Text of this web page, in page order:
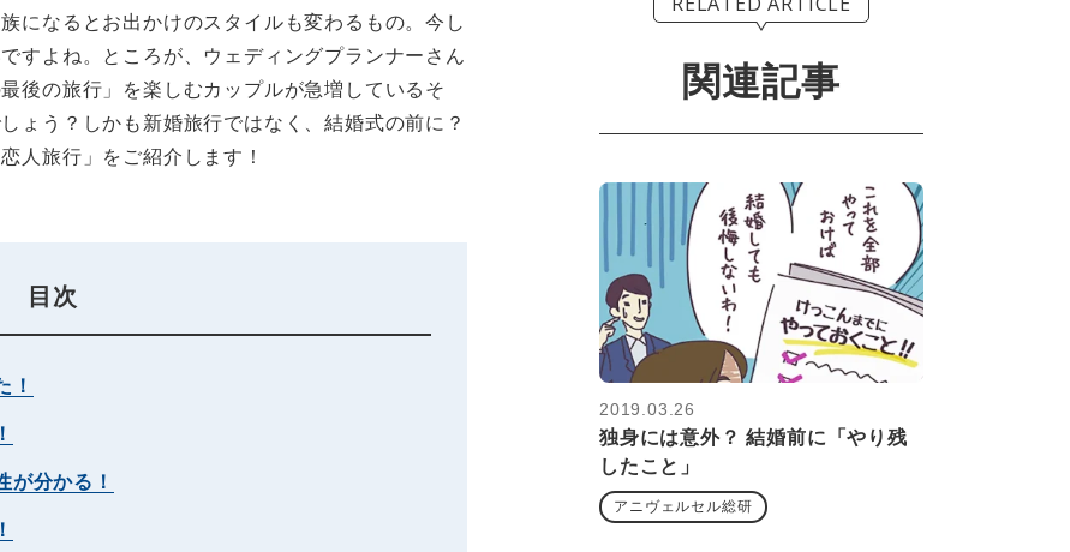
になるとお出かけのスタイルも変わるもの。今し
すよね。ところが、ウェディングプランナーさん
後の旅行」を楽しむカップルが急増しているそ
ょう？しかも新婚旅行ではなく、結婚式の前に？
人旅行」をご紹介します！
目次
！
が分かる！
関連記事
2019.03.26
独身には意外？ 結婚前に「やり残
したこと」
アニヴェルセル総研